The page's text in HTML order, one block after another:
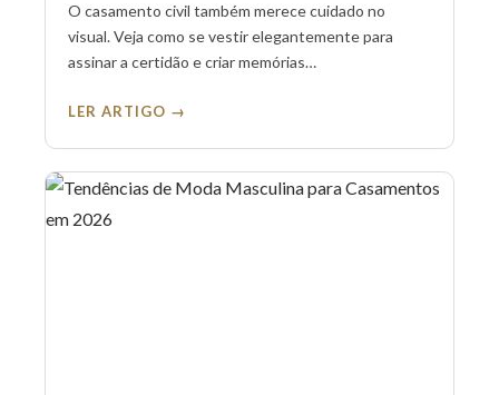
O casamento civil também merece cuidado no
visual. Veja como se vestir elegantemente para
assinar a certidão e criar memórias…
LER ARTIGO →